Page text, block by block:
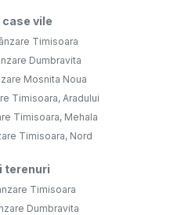
case vile
Timisoara
Dumbravita
Mosnita Noua
Timisoara, Aradului
Timisoara, Mehala
Timisoara, Nord
terenuri
Timisoara
Dumbravita